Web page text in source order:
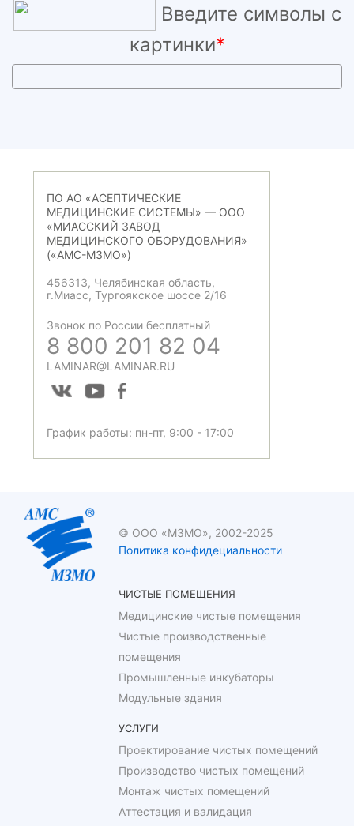
Введите символы с
картинки*
ПО АО «АСЕПТИЧЕСКИЕ
МЕДИЦИНСКИЕ СИСТЕМЫ» — ООО
«МИАССКИЙ ЗАВОД
МЕДИЦИНСКОГО ОБОРУДОВАНИЯ»
(«АМС-МЗМО»)
456313, Челябинская область,
г.Миасс, Тургоякское шоссе 2/16
Звонок по России бесплатный
8 800 201 82 04
LAMINAR@LAMINAR.RU
График работы: пн-пт, 9:00 - 17:00
© ООО «МЗМО», 2002-2025
Политика конфидециальности
ЧИСТЫЕ ПОМЕЩЕНИЯ
Медицинские чистые помещения
Чистые производственные
помещения
Промышленные инкубаторы
Модульные здания
УСЛУГИ
Проектирование чистых помещений
Производство чистых помещений
Монтаж чистых помещений
Аттестация и валидация